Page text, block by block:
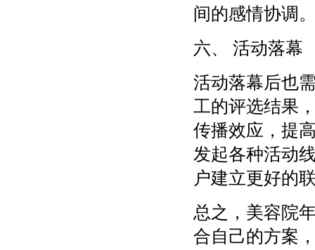
间的感情协调
六、 活动落幕
活动落幕后也
工的评选结果
传播效应，提
发起各种活动
户建立更好的
总之，美容院
合自己的方案